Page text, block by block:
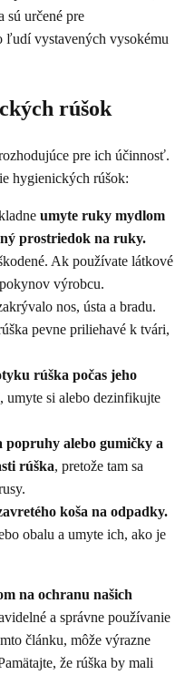
sú určené pre
ľudí vystavených vysokému
rúšok
pre ich účinnosť.
hygienických rúšok:
umyte ruky mydlom
prostriedok na ruky.
Ak používate látkové
výrobcu.
nos, ústa a bradu.
pevne priliehavé k tvári,
rúška počas jeho
umyte si alebo dezinfikujte
popruhy alebo gumičky a
rúška, pretože tam sa
koša na odpadky.
obalu a umyte ich, ako je
na ochranu našich
a správne používanie
článku, môže výrazne
že rúška by mali